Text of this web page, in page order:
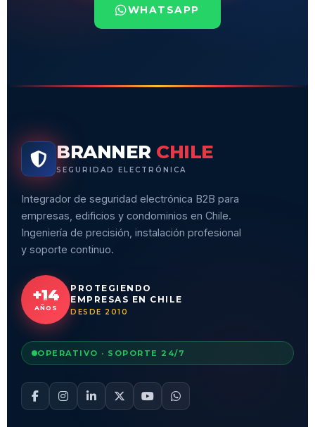
WHATSAPP
BRANNER CHILE
SEGURIDAD ELECTRÓNICA
Integrador de seguridad electrónica B2B para
empresas, edificios y condominios en Chile.
Ingeniería de precisión, instalación profesional
y soporte continuo.
+14
AÑOS
PROTEGIENDO
EMPRESAS EN CHILE
DESDE 2010
OPERATIVO · SOPORTE 24/7